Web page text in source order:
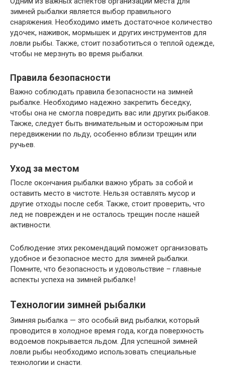
зимней рыбалки является выбор правильного
снаряжения. Необходимо иметь достаточное количество
удочек, наживок, мормышек и других инструментов для
ловли рыбы. Также, стоит позаботиться о теплой одежде,
чтобы не мерзнуть во время рыбалки.
Правила безопасности
Важно соблюдать правила безопасности на зимней
рыбалке. Необходимо надежно закрепить беседку,
чтобы она не смогла повредить вас или других рыбаков.
Также, следует быть внимательным и осторожным при
передвижении по льду, особенно вблизи трещин или
ручьев.
Уход за местом
После окончания рыбалки важно убрать за собой и
оставить место в чистоте. Нельзя оставлять мусор и
другие отходы после себя. Также, стоит проверить, что
лед не поврежден и не осталось трещин после нашей
активности.
Соблюдение этих рекомендаций поможет организовать
удобное и безопасное место для зимней рыбалки.
Помните, что безопасность и удовольствие – главные
аспекты успеха на зимней рыбалке!
Технологии зимней рыбалки
Зимняя рыбалка — это особый вид рыбалки, который
проводится в холодное время года, когда поверхность
водоемов покрывается льдом. Для успешной зимней
ловли рыбы необходимо использовать специальные
технологии и снасти.